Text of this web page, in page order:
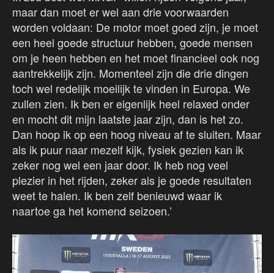
maar dan moet er wel aan drie voorwaarden
worden voldaan: De motor moet goed zijn, je moet
een heel goede structuur hebben, goede mensen
om je heen hebben en het moet financieel ook nog
aantrekkelijk zijn. Momenteel zijn die drie dingen
toch wel redelijk moeilijk te vinden in Europa. We
zullen zien. Ik ben er eigenlijk heel relaxed onder
en mocht dit mijn laatste jaar zijn, dan is het zo.
Dan hoop ik op een hoog niveau af te sluiten. Maar
als ik puur naar mezelf kijk, fysiek gezien kan ik
zeker nog wel een jaar door. Ik heb nog veel
plezier in het rijden, zeker als je goede resultaten
weet te halen. Ik ben zelf benieuwd waar ik
naartoe ga het komend seizoen.’